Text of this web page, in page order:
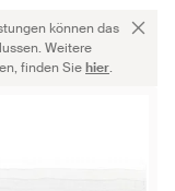
können das
Weitere
finden Siehier.